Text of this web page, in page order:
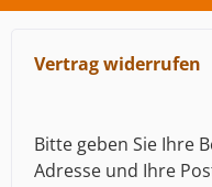
Vertrag widerrufen
Bitte geben Sie Ihre
Adresse und Ihre